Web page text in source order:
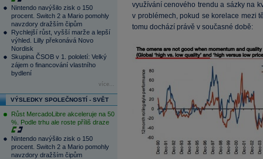
Nintendo navýšilo zisk o 150
procent. Switch 2 a Mario pomohly
navzdory dražším čipům
Rychlejší růst, vyšší marže a lepší
výhled. Lilly překonává Novo
Nordisk
Skupina ČSOB v 1. pololetí: Velký
zájem o financování vlastního
bydlení
více...
VÝSLEDKY SPOLEČNOSTÍ - SVĚT
Růst MercadoLibre akceleruje na 50
%. Podle trhu ale roste příliš draze
Nintendo navýšilo zisk o 150
procent. Switch 2 a Mario pomohly
navzdory dražším čipům
využívání cenového trendu a sázky na
v problémech, pokud se korelace mezi
tomu dochází právě v současné době: